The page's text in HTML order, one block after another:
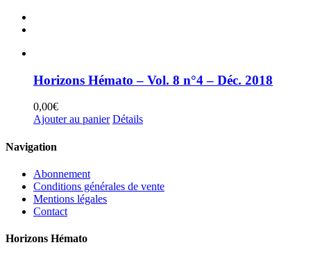
Horizons Hémato – Vol. 8 n°4 – Déc. 2018
0,00€
Ajouter au panier Détails
Navigation
Abonnement
Conditions générales de vente
Mentions légales
Contact
Horizons Hémato